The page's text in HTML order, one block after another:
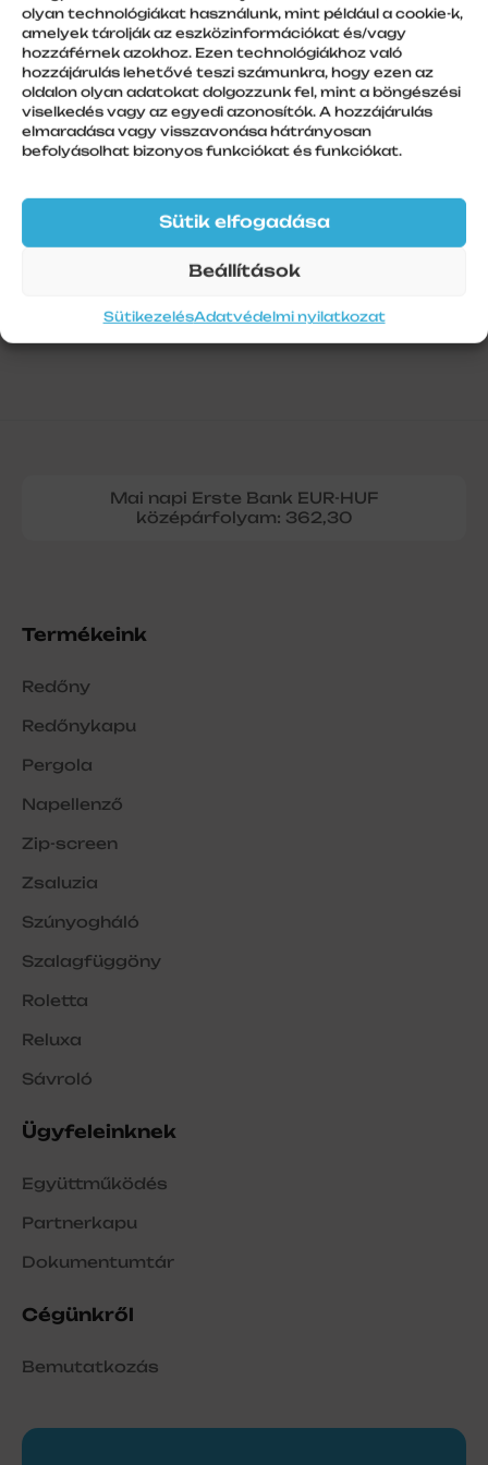
olyan technológiákat használunk, mint például a cookie-k,
amelyek tárolják az eszközinformációkat és/vagy
hozzáférnek azokhoz. Ezen technológiákhoz való
hozzájárulás lehetővé teszi számunkra, hogy ezen az
oldalon olyan adatokat dolgozzunk fel, mint a böngészési
viselkedés vagy az egyedi azonosítók. A hozzájárulás
elmaradása vagy visszavonása hátrányosan
befolyásolhat bizonyos funkciókat és funkciókat.
Sütik elfogadása
Beállítások
SütikezelésAdatvédelmi nyilatkozat
További információk
Szálhossz
Mai napi Erste Bank EUR-HUF
középárfolyam: 362,30
Termékeink
Redőny
Redőnykapu
Pergola
Napellenző
Zip-screen
Zsaluzia
Szúnyogháló
Szalagfüggöny
Roletta
Reluxa
Sávroló
Ügyfeleinknek
Együttműködés
Partnerkapu
Dokumentumtár
Cégünkről
Bemutatkozás